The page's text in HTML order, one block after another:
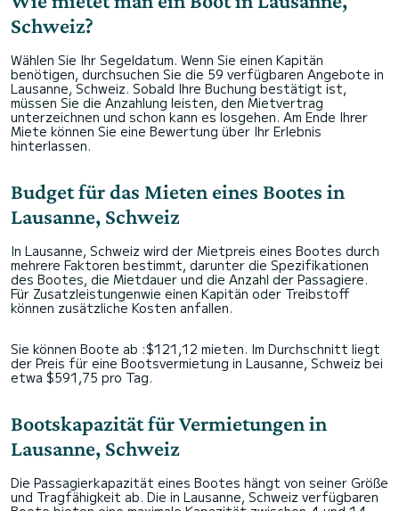
Schweiz?
Wählen Sie Ihr Segeldatum. Wenn Sie einen Kapitän
benötigen, durchsuchen Sie die 59 verfügbaren Angebote in
Lausanne, Schweiz. Sobald Ihre Buchung bestätigt ist,
müssen Sie die Anzahlung leisten, den Mietvertrag
unterzeichnen und schon kann es losgehen. Am Ende Ihrer
Miete können Sie eine Bewertung über Ihr Erlebnis
hinterlassen.
Budget für das Mieten eines Bootes in
Lausanne, Schweiz
In Lausanne, Schweiz wird der Mietpreis eines Bootes durch
mehrere Faktoren bestimmt, darunter die Spezifikationen
des Bootes, die Mietdauer und die Anzahl der Passagiere.
Für Zusatzleistungenwie einen Kapitän oder Treibstoff
können zusätzliche Kosten anfallen.
Sie können Boote ab :$121,12 mieten. Im Durchschnitt liegt
der Preis für eine Bootsvermietung in Lausanne, Schweiz bei
etwa $591,75 pro Tag.
Bootskapazität für Vermietungen in
Lausanne, Schweiz
Die Passagierkapazität eines Bootes hängt von seiner Größe
und Tragfähigkeit ab. Die in Lausanne, Schweiz verfügbaren